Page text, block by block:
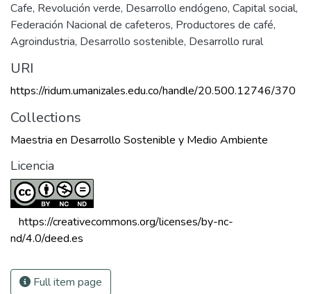
Cafe, Revolución verde, Desarrollo endógeno, Capital social,
Federación Nacional de cafeteros, Productores de café,
Agroindustria, Desarrollo sostenible, Desarrollo rural
URI
https://ridum.umanizales.edu.co/handle/20.500.12746/370
Collections
Maestria en Desarrollo Sostenible y Medio Ambiente
Licencia
https://creativecommons.org/licenses/by-nc-
nd/4.0/deed.es
Full item page